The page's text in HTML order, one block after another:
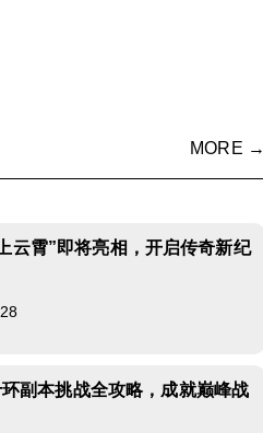
MORE →
云霄”即将亮相，开启传奇新纪
副本挑战全攻略，成就巅峰战